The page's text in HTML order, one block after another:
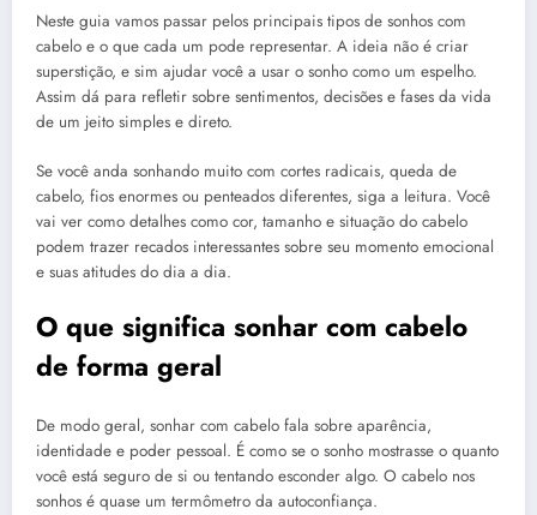
Neste guia vamos passar pelos principais tipos de sonhos com
cabelo e o que cada um pode representar. A ideia não é criar
superstição, e sim ajudar você a usar o sonho como um espelho.
Assim dá para refletir sobre sentimentos, decisões e fases da vida
de um jeito simples e direto.
Se você anda sonhando muito com cortes radicais, queda de
cabelo, fios enormes ou penteados diferentes, siga a leitura. Você
vai ver como detalhes como cor, tamanho e situação do cabelo
podem trazer recados interessantes sobre seu momento emocional
e suas atitudes do dia a dia.
O que significa sonhar com cabelo
de forma geral
De modo geral, sonhar com cabelo fala sobre aparência,
identidade e poder pessoal. É como se o sonho mostrasse o quanto
você está seguro de si ou tentando esconder algo. O cabelo nos
sonhos é quase um termômetro da autoconfiança.